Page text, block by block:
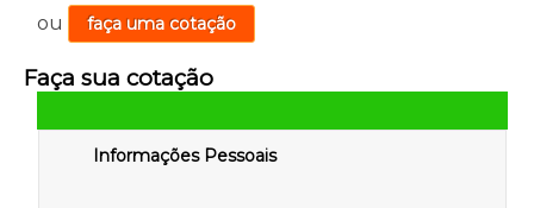
ou
faça uma cotação
Faça sua cotação
Informações Pessoais